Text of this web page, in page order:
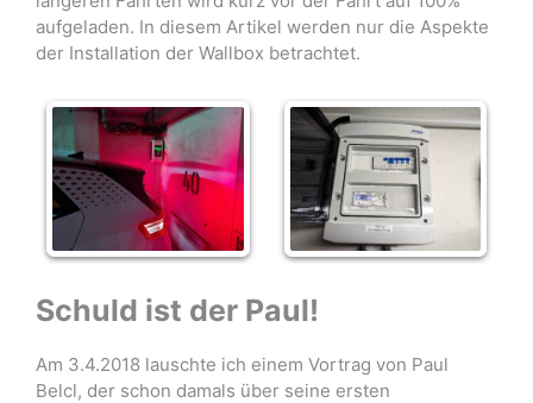
aufgeladen. In diesem Artikel werden nur die Aspekte
der Installation der Wallbox betrachtet.
Schuld ist der Paul!
Am 3.4.2018 lauschte ich einem Vortrag von Paul
Belcl, der schon damals über seine ersten